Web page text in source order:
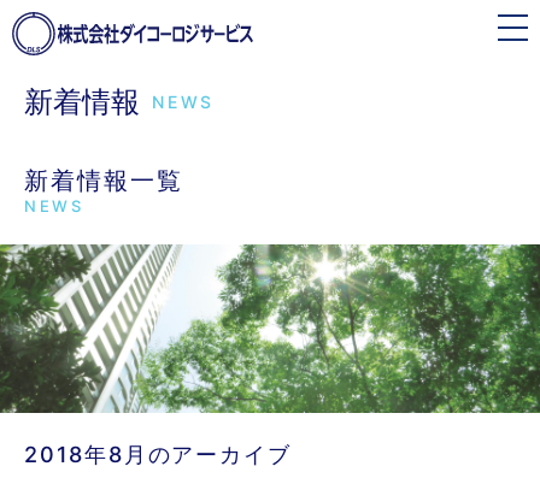
toggle
navigation
新着情報 NEWS
新着情報一覧
NEWS
2018年8月のアーカイブ